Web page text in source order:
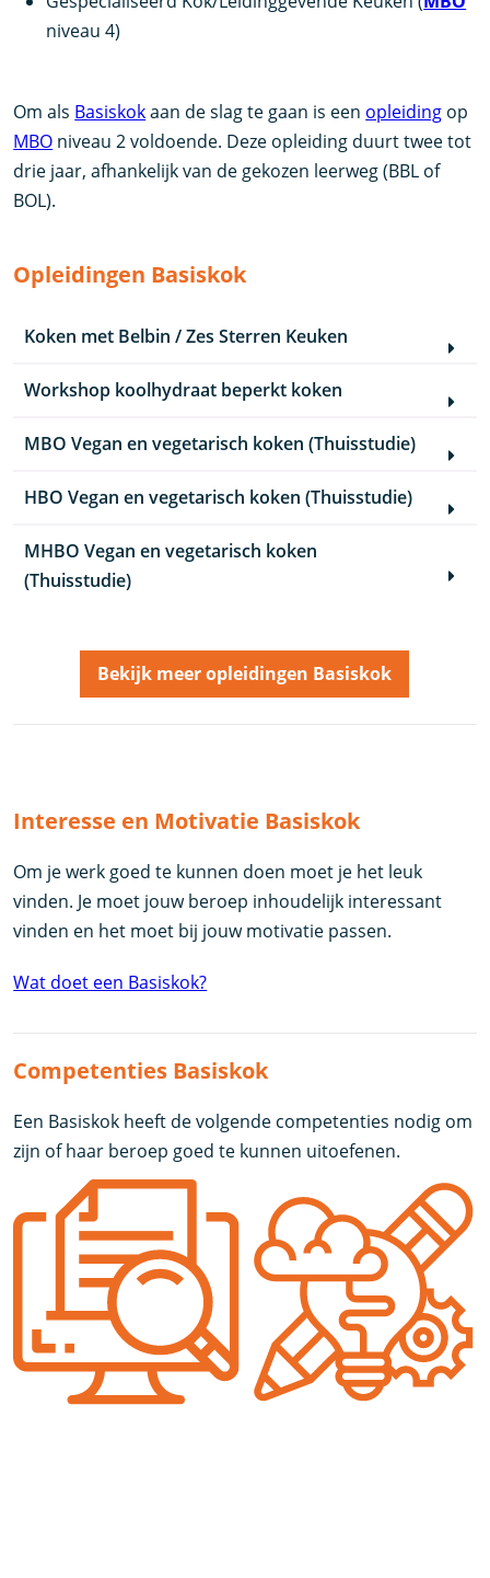
niveau 4)
Om als Basiskokaan de slag te gaan is een opleiding op
MBO niveau 2 voldoende. Deze opleiding duurt twee tot
drie jaar, afhankelijk van de gekozen leerweg (BBL of
BOL).
Opleidingen Basiskok
Koken met Belbin / Zes Sterren Keuken
Workshop koolhydraat beperkt koken
MBO Vegan en vegetarisch koken (Thuisstudie)
HBO Vegan en vegetarisch koken (Thuisstudie)
MHBO Vegan en vegetarisch koken
(Thuisstudie)
Bekijk meer opleidingen Basiskok
Interesse en Motivatie Basiskok
Om je werk goed te kunnen doen moet je het leuk
vinden. Je moet jouw beroep inhoudelijk interessant
vinden en het moet bij jouw motivatie passen.
Wat doet een Basiskok?
Competenties Basiskok
Een Basiskok heeft de volgende competenties nodig om
zijn of haar beroep goed te kunnen uitoefenen.